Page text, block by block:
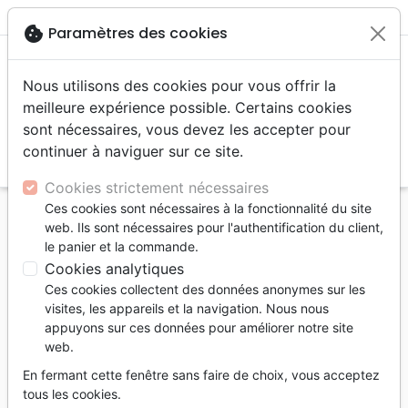
menu
Accueil Editeurs Provident Distribution
Provident Distribution
Liste des produits de l'éditeur
Filtrertune
Louange,
Adoration
Pop,
Noël, Musique
cookie Paramètres des cookies
Nous utilisons des cookies pour vous offrir la
meilleure expérience possible. Certains cookies
sont nécessaires, vous devez les accepter pour
continuer à naviguer sur ce site.
Cookies strictement nécessaires
Ces cookies sont nécessaires à la fonctionnalité du site
web. Ils sont nécessaires pour l'authentification du client,
le panier et la commande.
Cookies analytiques
Ces cookies collectent des données anonymes sur les
visites, les appareils et la navigation. Nous nous
appuyons sur ces données pour améliorer notre site
web.
En fermant cette fenêtre sans faire de choix, vous acceptez
tous les cookies.